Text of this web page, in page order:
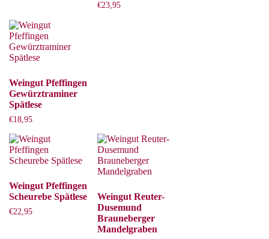
€23,95
Weingut Pfeffingen
Gewürztraminer
Spätlese
€18,95
Weingut Pfeffingen
Scheurebe Spätlese
€22,95
Weingut Reuter-
Dusemund
Brauneberger
Mandelgraben